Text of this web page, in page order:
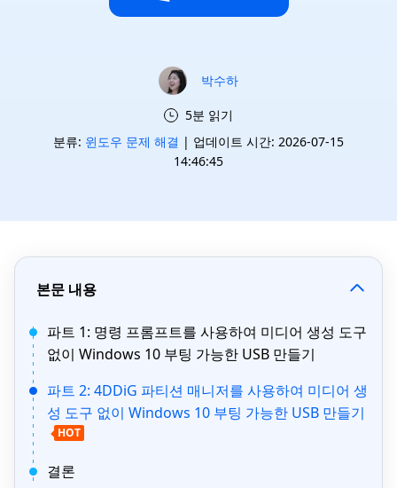
박수하
5분 읽기
분류: 윈도우 문제 해결 | 업데이트 시간: 2026-07-15
14:46:45
본문 내용
파트 1: 명령 프롬프트를 사용하여 미디어 생성 도구
없이 Windows 10 부팅 가능한 USB 만들기
파트 2: 4DDiG 파티션 매니저를 사용하여 미디어 생
성 도구 없이 Windows 10 부팅 가능한 USB 만들기
HOT
결론